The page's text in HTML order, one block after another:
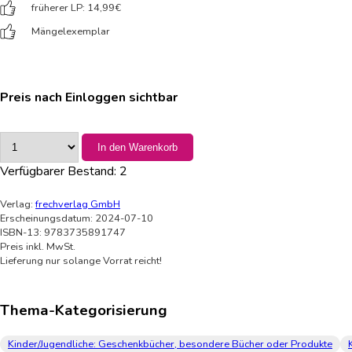
früherer LP: 14,99€
Mängelexemplar
Preis nach Einloggen sichtbar
In den Warenkorb
Verfügbarer Bestand: 2
Verlag:frechverlag GmbH
Erscheinungsdatum: 2024-07-10
ISBN-13: 9783735891747
Preis inkl. MwSt.
Lieferung nur solange Vorrat reicht!
Thema-Kategorisierung
Kinder/Jugendliche: Geschenkbücher, besondere Bücher oder Produkte